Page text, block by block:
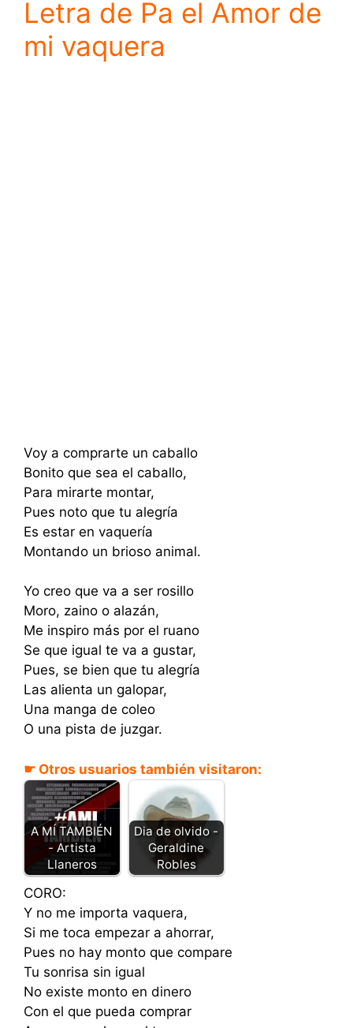
Letra de Pa el Amor de
mi vaquera
Voy a comprarte un caballo
Bonito que sea el caballo,
Para mirarte montar,
Pues noto que tu alegría
Es estar en vaquería
Montando un brioso animal.
Yo creo que va a ser rosillo
Moro, zaino o alazán,
Me inspiro más por el ruano
Se que igual te va a gustar,
Pues, se bien que tu alegría
Las alienta un galopar,
Una manga de coleo
O una pista de juzgar.
☛ Otros usuarios también visitaron:
A MÍ TAMBIÉN
- Artista
Llaneros
Dia de olvido -
Geraldine
Robles
CORO:
Y no me importa vaquera,
Si me toca empezar a ahorrar,
Pues no hay monto que compare
Tu sonrisa sin igual
No existe monto en dinero
Con el que pueda comprar